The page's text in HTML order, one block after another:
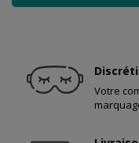
Votre